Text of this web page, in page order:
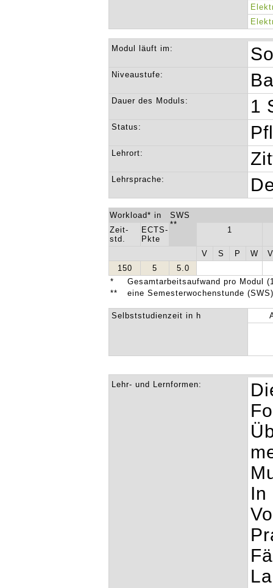
Modul läuft im:
Niveaustufe:
Dauer des Moduls: 1
Status:
Lehrort:
Lehrsprache:
Workload* in
SWS
**
Zeit-
std.
ECTS-
Pkte
1
V S P W
150
5
5.0
*
Gesamtarbeitsaufwand pro Modul
**
eine Semesterwochenstunde
Selbststudienzeit in h
Lehr- und Lernformen:
In